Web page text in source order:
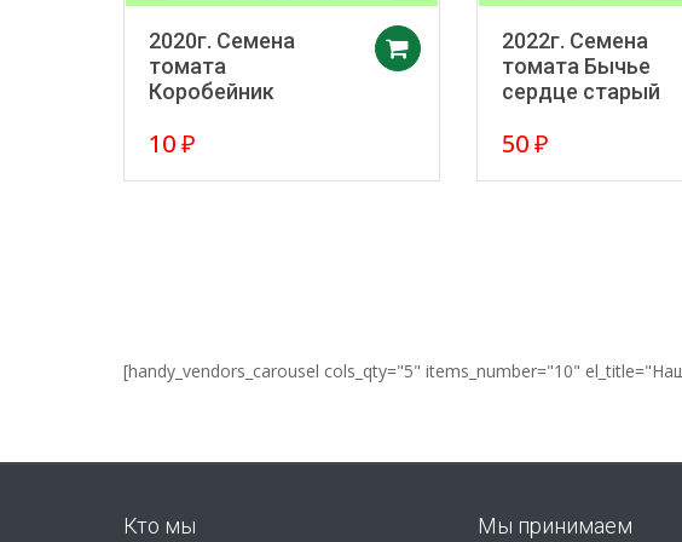
2020г. Семена
томата
Коробейник
10₽
Добавить в корзину
2022г. Семена
томата Бычье
сердце старый
50₽
[handy_vendors_carousel cols_qty="5" items_number="10"
Кто мы Мы принимаем